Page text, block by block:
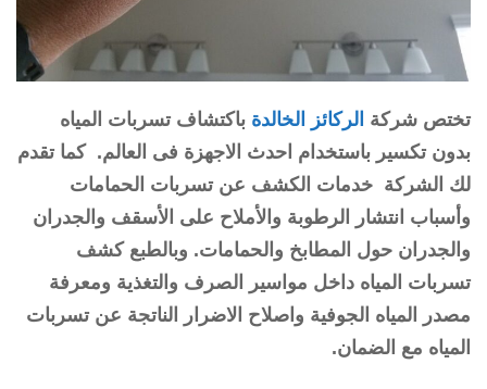
تختص شركة الركائز الخالدة باكتشاف تسربات المياه
بدون تكسير باستخدام احدث الاجهزة فى العالم. كما تقدم
لك الشركة خدمات الكشف عن تسربات الحمامات
وأسباب انتشار الرطوبة والأملاح على الأسقف والجدران
والجدران حول المطابخ والحمامات. وبالطبع كشف
تسربات المياه داخل مواسير الصرف والتغذية ومعرفة
مصدر المياه الجوفية واصلاح الاضرار الناتجة عن تسربات
المياه مع الضمان.